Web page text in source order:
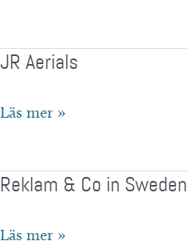
JR Aerials
JR
Läs mer »
Reklam & Co in Sweden
Reklam
Läs mer »